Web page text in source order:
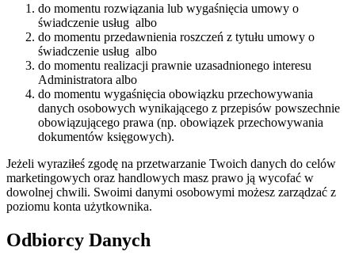
do momentu rozwiązania lub wygaśnięcia umowy o
świadczenie usług albo
do momentu przedawnienia roszczeń z tytułu umowy o
świadczenie usług albo
do momentu realizacji prawnie uzasadnionego interesu
Administratora albo
do momentu wygaśnięcia obowiązku przechowywania
danych osobowych wynikającego z przepisów powszechnie
obowiązującego prawa (np. obowiązek przechowywania
dokumentów księgowych).
Jeżeli wyraziłeś zgodę na przetwarzanie Twoich danych do celów
marketingowych oraz handlowych masz prawo ją wycofać w
dowolnej chwili. Swoimi danymi osobowymi możesz zarządzać z
poziomu konta użytkownika.
Odbiorcy Danych